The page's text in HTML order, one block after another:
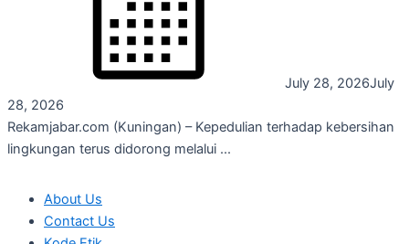
July 28, 2026July
28, 2026
Rekamjabar.com (Kuningan) – Kepedulian terhadap kebersihan
lingkungan terus didorong melalui ...
About Us
Contact Us